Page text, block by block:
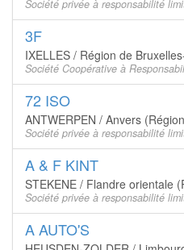
Société privée à responsabilité
3F
IXELLES / Région de
Société Coopérative à
72 ISO
ANTWERPEN / Anvers
Société privée à responsabilité
A & F KINT
STEKENE / Flandre orientale
Société privée à responsabilité
A AUTO'S